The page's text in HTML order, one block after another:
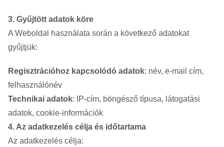
3. Gyűjtött adatok köre
A Weboldal használata során a következő adatokat
gyűjtjük:
Regisztrációhoz kapcsolódó adatok: név, e-mail cím,
felhasználónév
Technikai adatok: IP-cím, böngésző típusa, látogatási
adatok, cookie-információk
4. Az adatkezelés célja és időtartama
Az adatkezelés célja: